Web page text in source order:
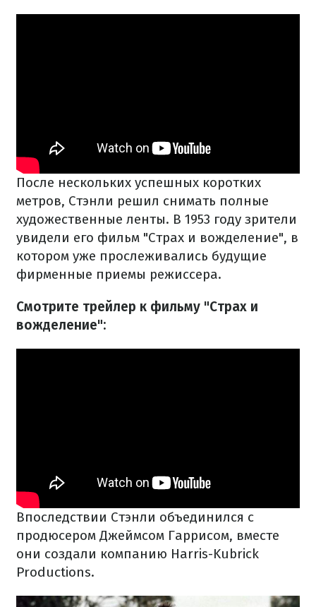
После нескольких успешных коротких
метров, Стэнли решил снимать полные
художественные ленты. В 1953 году зрители
увидели его фильм "Страх и вожделение", в
котором уже прослеживались будущие
фирменные приемы режиссера.
Смотрите трейлер к фильму "Страх и
вожделение":
Впоследствии Стэнли объединился с
продюсером Джеймсом Гаррисом, вместе
они создали компанию Harris-Kubrick
Productions.